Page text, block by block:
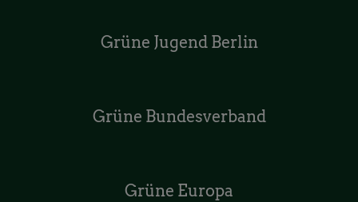
Grüne Jugend Berlin
Grüne Bundesverband
Grüne Europa